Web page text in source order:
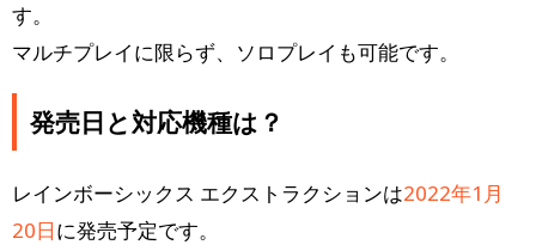
す。
マルチプレイに限らず、ソロプレイも可能です。
発売日と対応機種は？
レインボーシックス エクストラクションは2022年1月
20日に発売予定です。